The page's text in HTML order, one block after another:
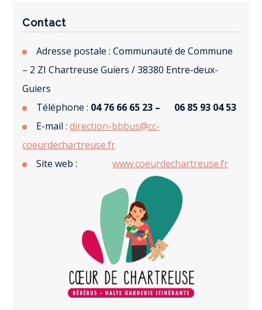
Contact
Adresse postale : Communauté de Commune
– 2 ZI Chartreuse Guiers / 38380 Entre-deux-
Guiers
Téléphone : 04 76 66 65 23 – 06 85 93 04 53
E-mail :direction-bbbus@cc-
coeurdechartreuse.fr
Site web :www.coeurdechartreuse.fr